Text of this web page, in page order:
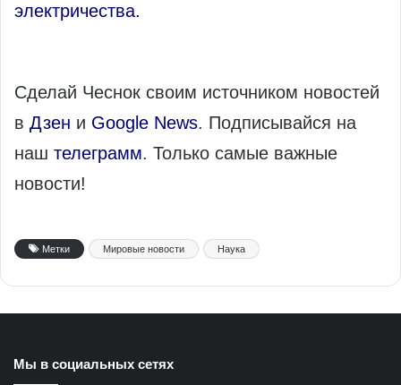
электричества.
Сделай Чеснок своим источником новостей
в Дзен и Google News. Подписывайся на
наш телеграмм. Только самые важные
новости!
Метки Мировые новости Наука
Мы в социальных сетях